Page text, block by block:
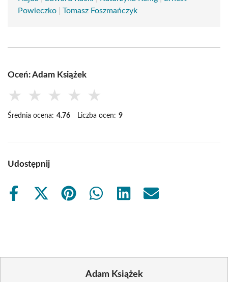
Powieczko
Tomasz Foszmańczyk
Oceń: Adam Książek
★ ★ ★ ★ ★
Średnia ocena: 4.76 Liczba ocen: 9
Udostępnij
Share
Share
Share
Share
Share
Share
Adam Książek